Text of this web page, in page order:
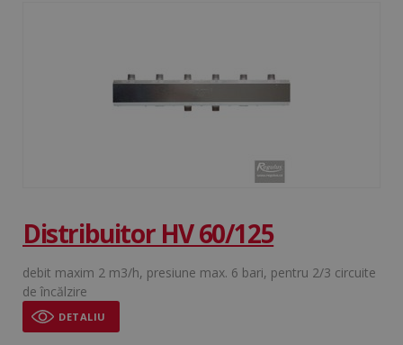
Distribuitor HV 60/125
debit maxim 2 m3/h, presiune max. 6 bari, pentru 2/3 circuite
de încălzire
DETALIU